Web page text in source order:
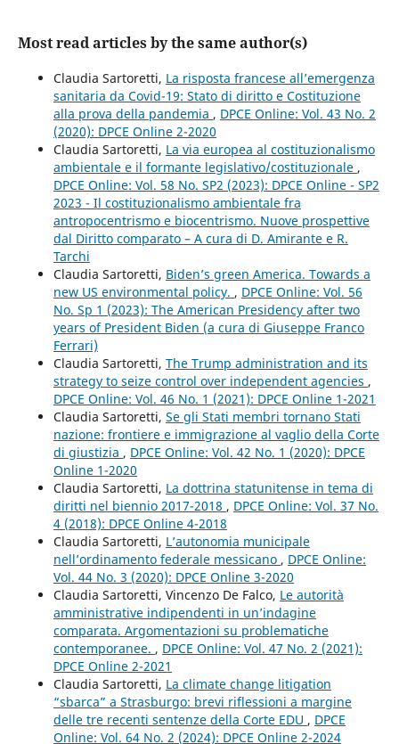
Most read articles by the same author(s)
Claudia Sartoretti, La risposta francese all’emergenza
sanitaria da Covid-19: Stato di diritto e Costituzione
alla prova della pandemia , DPCE Online: Vol. 43 No. 2
(2020): DPCE Online 2-2020
Claudia Sartoretti, La via europea al costituzionalismo
ambientale e il formante legislativo/costituzionale ,
DPCE Online: Vol. 58 No. SP2 (2023): DPCE Online - SP2
2023 - Il costituzionalismo ambientale fra
antropocentrismo e biocentrismo. Nuove prospettive
dal Diritto comparato – A cura di D. Amirante e R.
Tarchi
Claudia Sartoretti, Biden’s green America. Towards a
new US environmental policy. , DPCE Online: Vol. 56
No. Sp 1 (2023): The American Presidency after two
years of President Biden (a cura di Giuseppe Franco
Ferrari)
Claudia Sartoretti, The Trump administration and its
strategy to seize control over independent agencies ,
DPCE Online: Vol. 46 No. 1 (2021): DPCE Online 1-2021
Claudia Sartoretti, Se gli Stati membri tornano Stati
nazione: frontiere e immigrazione al vaglio della Corte
di giustizia , DPCE Online: Vol. 42 No. 1 (2020): DPCE
Online 1-2020
Claudia Sartoretti, La dottrina statunitense in tema di
diritti nel biennio 2017-2018 , DPCE Online: Vol. 37 No.
4 (2018): DPCE Online 4-2018
Claudia Sartoretti, L’autonomia municipale
nell’ordinamento federale messicano , DPCE Online:
Vol. 44 No. 3 (2020): DPCE Online 3-2020
Claudia Sartoretti, Vincenzo De Falco, Le autorità
amministrative indipendenti in un’indagine
comparata. Argomentazioni su problematiche
contemporanee. , DPCE Online: Vol. 47 No. 2 (2021):
DPCE Online 2-2021
Claudia Sartoretti, La climate change litigation
“sbarca” a Strasburgo: brevi riflessioni a margine
delle tre recenti sentenze della Corte EDU , DPCE
Online: Vol. 64 No. 2 (2024): DPCE Online 2-2024